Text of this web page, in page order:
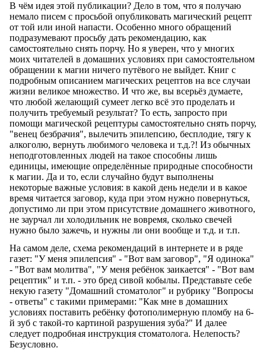
В чём идея этой публикации? Дело в том, что я получаю
немало писем с просьбой опубликовать магический рецепт
от той или иной напасти. Особенно много обращений
подразумевают просьбу дать рекомендацию, как
самостоятельно снять порчу. Но я уверен, что у многих
моих читателей в домашних условиях при самостоятельном
обращении к магии ничего путёвого не выйдет. Книг с
подробным описанием магических рецептов на все случаи
жизни великое множество. И что же, вы всерьёз думаете,
что любой желающий сумеет легко всё это проделать и
получить требуемый результат? То есть, запросто при
помощи магической рецептуры самостоятельно снять порчу,
"венец безбрачия", вылечить эпилепсию, бесплодие, тягу к
алкоголю, вернуть любимого человека и т.д.?! Из обычных
неподготовленных людей на такое способны лишь
единицы, имеющие определённые природные способности
к магии. Да и то, если случайно будут выполнены
некоторые важные условия: в какой день недели и в какое
время читается заговор, куда при этом нужно повернуться,
допустимо ли при этом присутствие домашнего животного,
не заурчал ли холодильник не вовремя, сколько свечей
нужно было зажечь, и нужны ли они вообще и т.д. и т.п.
На самом деле, схема рекомендаций в интернете и в ряде
газет: "У меня эпилепсия" - "Вот вам заговор", "Я одинока"
- "Вот вам молитва", "У меня ребёнок заикается" - "Вот вам
рецептик" и т.п. - это бред сивой кобылы. Представьте себе
некую газету "Домашний стоматолог" и рубрику "Вопросы
- ответы" с такими примерами: "Как мне в домашних
условиях поставить ребёнку фотополимерную пломбу на 6-
й зуб с такой-то картиной разрушения зуба?" И далее
следует подробная инструкция стоматолога. Нелепость?
Безусловно.